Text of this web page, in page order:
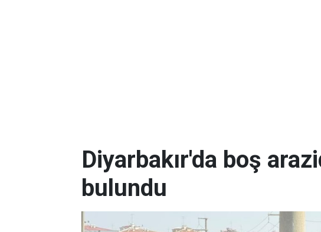
Diyarbakır'da boş
bulundu